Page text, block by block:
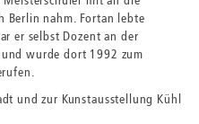
Berlin nahm. Fortan lebte
er selbst Dozent an der
und wurde dort 1992 zum
und zur Kunstausstellung Kühl